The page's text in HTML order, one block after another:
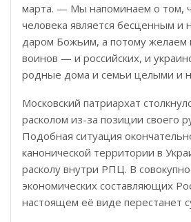
марта. — Мы напоминаем о том,
человека является бесценным и
даром Божьим, а потому желаем
воинов — и российских, и
родные дома и семьи целыми и
Московский патриархат
расколом из-за позиции своего
Подобная ситуация
канонической территории в
расколу внутри РПЦ. В
экономических составляющих
настоящем её виде перестанет